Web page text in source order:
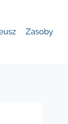
Zasoby